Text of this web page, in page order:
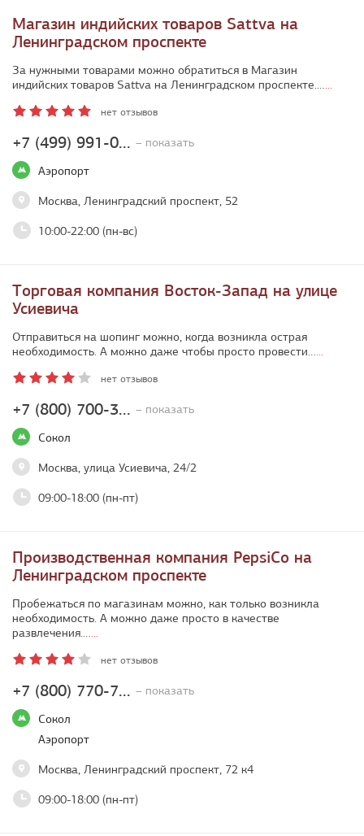
Магазин индийских товаров Sattva на
Ленинградском проспекте
+7 (499) 991-0... – показать
Аэропорт
Москва, Ленинградский проспект, 52
10:00-22:00 (пн-вс)
За нужными товарами можно обратиться в Магазин
индийских товаров Sattva на Ленинградском проспекте.…...
нет отзывов
Торговая компания Восток-Запад на улице
Усиевича
+7 (800) 700-3... – показать
Сокол
Москва, улица Усиевича, 24/2
09:00-18:00 (пн-пт)
Отправиться на шопинг можно, когда возникла острая
необходимость. А можно даже чтобы просто провести…...
нет отзывов
Производственная компания PepsiCo на
Ленинградском проспекте
+7 (800) 770-7... – показать
Сокол
Аэропорт
Москва, Ленинградский проспект, 72 к4
09:00-18:00 (пн-пт)
Пробежаться по магазинам можно, как только возникла
необходимость. А можно даже просто в качестве
развлечения.…...
нет отзывов